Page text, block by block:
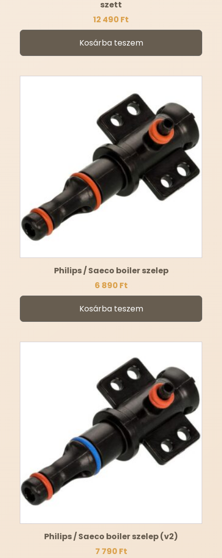
szett
12 490 Ft
Kosárba teszem
Philips / Saeco boiler szelep
6 890 Ft
Kosárba teszem
Philips / Saeco boiler szelep (v2)
7 790 Ft